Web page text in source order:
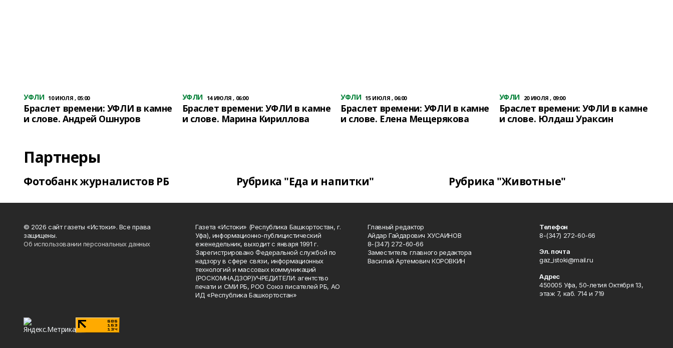
УФЛИ 10 ИЮЛЯ , 05:00
Браслет времени: УФЛИ в камне
и слове. Андрей Ошнуров
УФЛИ 14 ИЮЛЯ , 06:00
Браслет времени: УФЛИ в камне
и слове. Марина Кириллова
УФЛИ 15 ИЮЛЯ , 06:00
Браслет времени: УФЛИ в камне
и слове. Елена Мещерякова
УФЛИ 20 ИЮЛЯ , 09:00
Браслет времени: УФЛИ в камне
и слове. Юлдаш Ураксин
Партнеры
Фотобанк журналистов РБ Рубрика "Еда и напитки" Рубрика "Животные"
© 2026 сайт газеты «Истоки». Все права
защищены.
Об использовании персональных данных
Газета «Истоки» (Республика Башкортостан, г.
Уфа), информационно-публицистический
еженедельник, выходит с января 1991 г.
Зарегистрировано Федеральной службой по
надзору в сфере связи, информационных
технологий и массовых коммуникаций
(РОСКОМНАДЗОР)УЧРЕДИТЕЛИ: агентство
печати и СМИ РБ, РОО Союз писателей РБ, АО
ИД «Республика Башкортостан»
Главный редактор
Айдар Гайдарович ХУСАИНОВ
8-(347) 272-60-66
Заместитель главного редактора
Василий Артемович КОРОВКИН
Телефон
8-(347) 272-60-66
Эл. почта
gaz_istoki@mail.ru
Адрес
450005 Уфа, 50-летия Октября 13,
этаж 7, каб. 714 и 719